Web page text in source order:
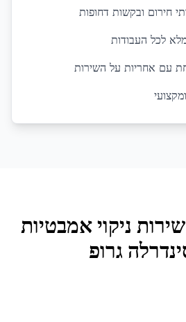
מלא לכל העבודות
עם אחריות על השירות
ניקוי אמבטיות
גרופ